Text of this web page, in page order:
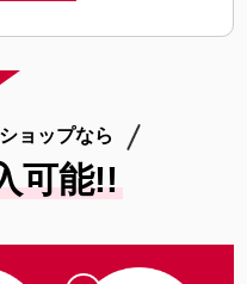
ョップなら
可能!!